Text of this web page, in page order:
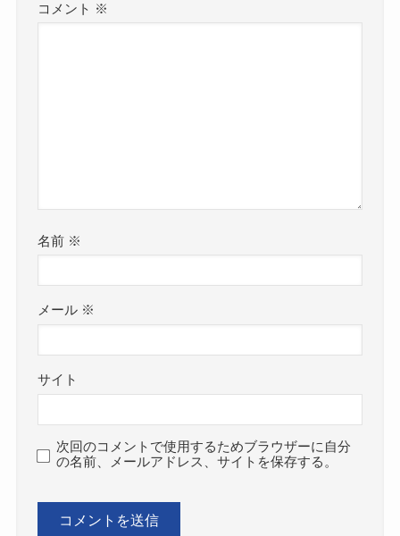
コメント ※
名前 ※
メール ※
サイト
次回のコメントで使用するためブラウザーに自分
の名前、メールアドレス、サイトを保存する。